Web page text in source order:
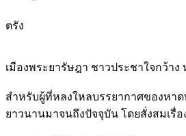
ตรัง
เมืองพระยารัษฎา ชาวประชาใจกว้าง
สำหรับผู้ที่หลงใหลบรรยากาศของหาด
ยาวนานมาจนถึงปัจจุบัน โดยสั่งสมเ